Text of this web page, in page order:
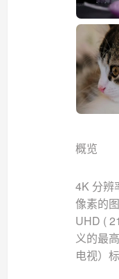
概览
4K 分辨
像素的
UHD (
义的最
电视）